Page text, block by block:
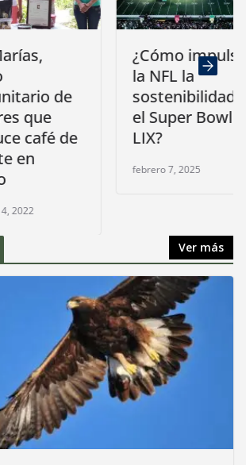
de
de
¿Cómo impulsa
la NFL la
sostenibilidad en
el Super Bowl
febrero 7, 2025
Ver más